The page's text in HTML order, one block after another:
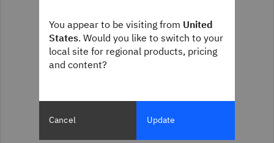
You appear to be visiting from United
States. Would you like to switch to your
local site for regional products, pricing
and content?
Cancel Update